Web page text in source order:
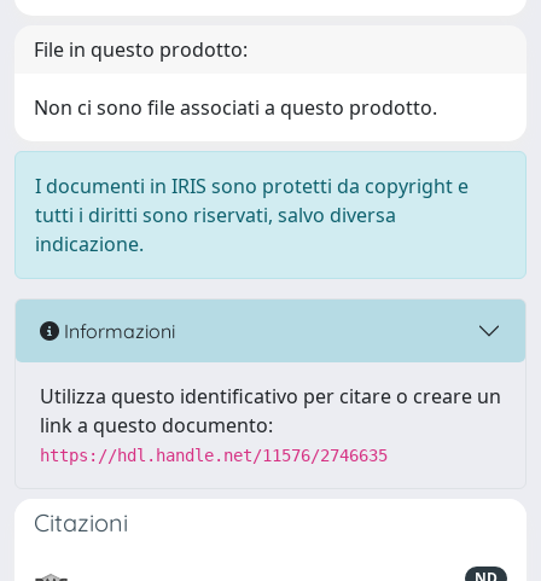
File in questo prodotto:
Non ci sono file associati a questo prodotto.
I documenti in IRIS sono protetti da copyright e
tutti i diritti sono riservati, salvo diversa
indicazione.
Informazioni
Utilizza questo identificativo per citare o creare un
link a questo documento:
https://hdl.handle.net/11576/2746635
Citazioni